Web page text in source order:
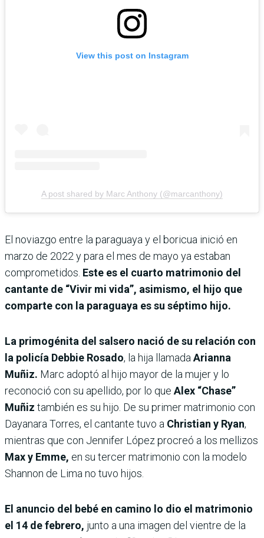
View this post on Instagram
A post shared by Marc Anthony (@marcanthony)
El noviazgo entre la paraguaya y el boricua inició en
marzo de 2022 y para el mes de mayo ya estaban
comprometidos. Este es el cuarto matrimonio del
cantante de “Vivir mi vida”, asimismo, el hijo que
comparte con la paraguaya es su séptimo hijo.
La primogénita del salsero nació de su relación con
la policía Debbie Rosado, la hija llamadaArianna
Muñiz. Marc adoptó al hijo mayor de la mujer y lo
reconoció con su apellido, por lo que Alex “Chase”
Muñiz también es su hijo. De su primer matrimonio con
Dayanara Torres, el cantante tuvo a Christian y Ryan,
mientras que con Jennifer López procreó a los mellizos
Max y Emme, en su tercer matrimonio con la modelo
Shannon de Lima no tuvo hijos.
El anuncio del bebé en camino lo dio el matrimonio
el 14 de febrero, junto a una imagen del vientre de la